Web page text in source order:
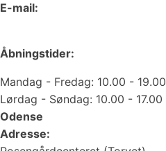
E-mail:
Åbningstider:
Mandag - Fredag: 10.00 - 19.00
Lørdag - Søndag: 10.00 - 17.00
Odense
Adresse: